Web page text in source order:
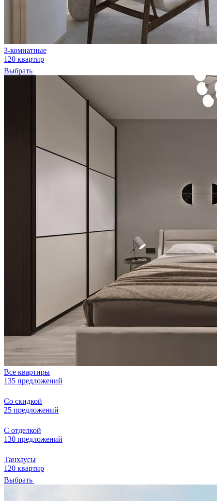
3-комнатные
120 квартир
Выбрать
Все квартиры
135 предложений
Со скидкой
25 предложений
С отделкой
130 предложений
Танхаусы
120 квартир
Выбрать